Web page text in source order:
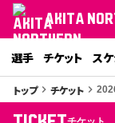
AKITA
選手 チケット ス
トップkeyboard_arrow_right チケット keyboard_arrow_right